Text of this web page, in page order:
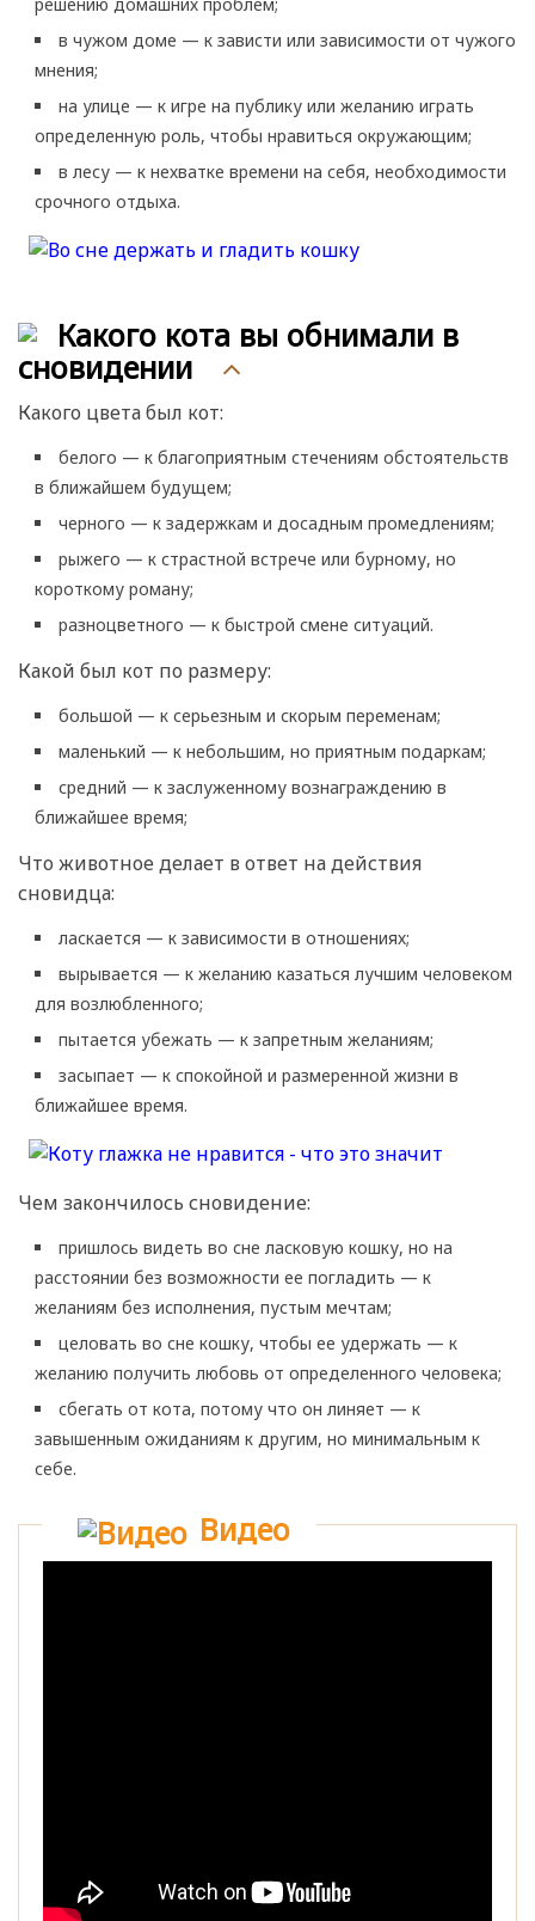
в чужом доме — к зависти или зависимости от чужого
мнения;
на улице — к игре на публику или желанию играть
определенную роль, чтобы нравиться окружающим;
в лесу — к нехватке времени на себя, необходимости
срочного отдыха.
Какого кота вы обнимали в
сновидении
Какого цвета был кот:
белого — к благоприятным стечениям обстоятельств
в ближайшем будущем;
черного — к задержкам и досадным промедлениям;
рыжего — к страстной встрече или бурному, но
короткому роману;
разноцветного — к быстрой смене ситуаций.
Какой был кот по размеру:
большой — к серьезным и скорым переменам;
маленький — к небольшим, но приятным подаркам;
средний — к заслуженному вознаграждению в
ближайшее время;
Что животное делает в ответ на действия
сновидца:
ласкается — к зависимости в отношениях;
вырывается — к желанию казаться лучшим человеком
для возлюбленного;
пытается убежать — к запретным желаниям;
засыпает — к спокойной и размеренной жизни в
ближайшее время.
Чем закончилось сновидение:
пришлось видеть во сне ласковую кошку, но на
расстоянии без возможности ее погладить — к
желаниям без исполнения, пустым мечтам;
целовать во сне кошку, чтобы ее удержать — к
желанию получить любовь от определенного человека;
сбегать от кота, потому что он линяет — к
завышенным ожиданиям к другим, но минимальным к
себе.
Видео